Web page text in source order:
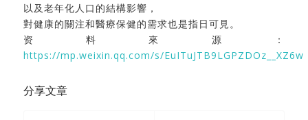
以及老年化人口的結構影響，
對健康的關注和醫療保健的需求也是指日可見。
资料來源：
https://mp.weixin.qq.com/s/EuITuJTB9LGPZDOz__XZ6w
分享文章